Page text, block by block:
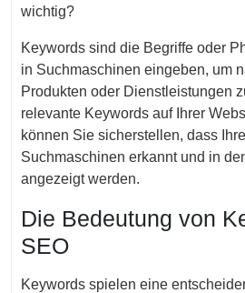
wichtig?
Keywords sind die Begriffe oder
in Suchmaschinen eingeben, um
Produkten oder Dienstleistungen
relevante Keywords auf Ihrer
können Sie sicherstellen, dass
Suchmaschinen erkannt und in
angezeigt werden.
Die Bedeutung von
SEO
Keywords spielen eine